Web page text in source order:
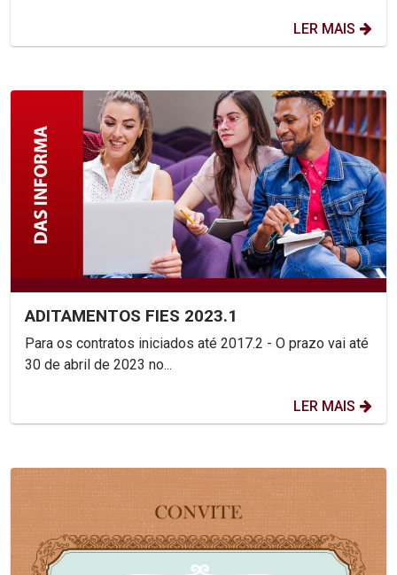
LER MAIS
ADITAMENTOS FIES 2023.1
Para os contratos iniciados até 2017.2 - O prazo vai até
30 de abril de 2023 no...
LER MAIS